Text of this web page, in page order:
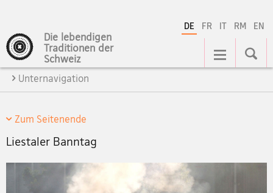
DE FR IT RM EN
Die lebendigen
Traditionen der
Schweiz
Hauptnavigation
Unternavigation
Zum Seitenende
Liestaler Banntag